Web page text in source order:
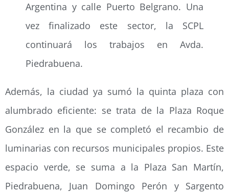
Argentina y calle Puerto Belgrano. Una
vez finalizado este sector, la SCPL
continuará los trabajos en Avda.
Piedrabuena.
Además, la ciudad ya sumó la quinta plaza con
alumbrado eficiente: se trata de la Plaza Roque
González en la que se completó el recambio de
luminarias con recursos municipales propios. Este
espacio verde, se suma a la Plaza San Martín,
Piedrabuena, Juan Domingo Perón y Sargento